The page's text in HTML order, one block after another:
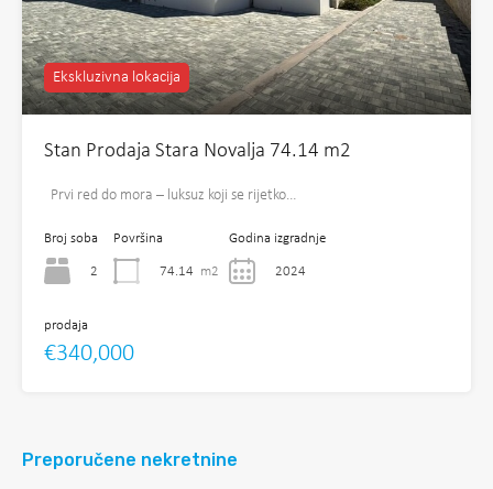
Ekskluzivna lokacija
Stan Prodaja Stara Novalja 74.14 m2
Prvi red do mora – luksuz koji se rijetko…
Broj soba
2
Površina
74.14 m2
Godina izgradnje
2024
prodaja
€340,000
Preporučene nekretnine